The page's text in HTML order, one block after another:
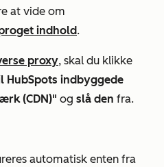
at vide om
indhold.
proxy, skal du klikke
HubSpots indbyggede
(CDN)" og slå den fra.
automatisk enten fra